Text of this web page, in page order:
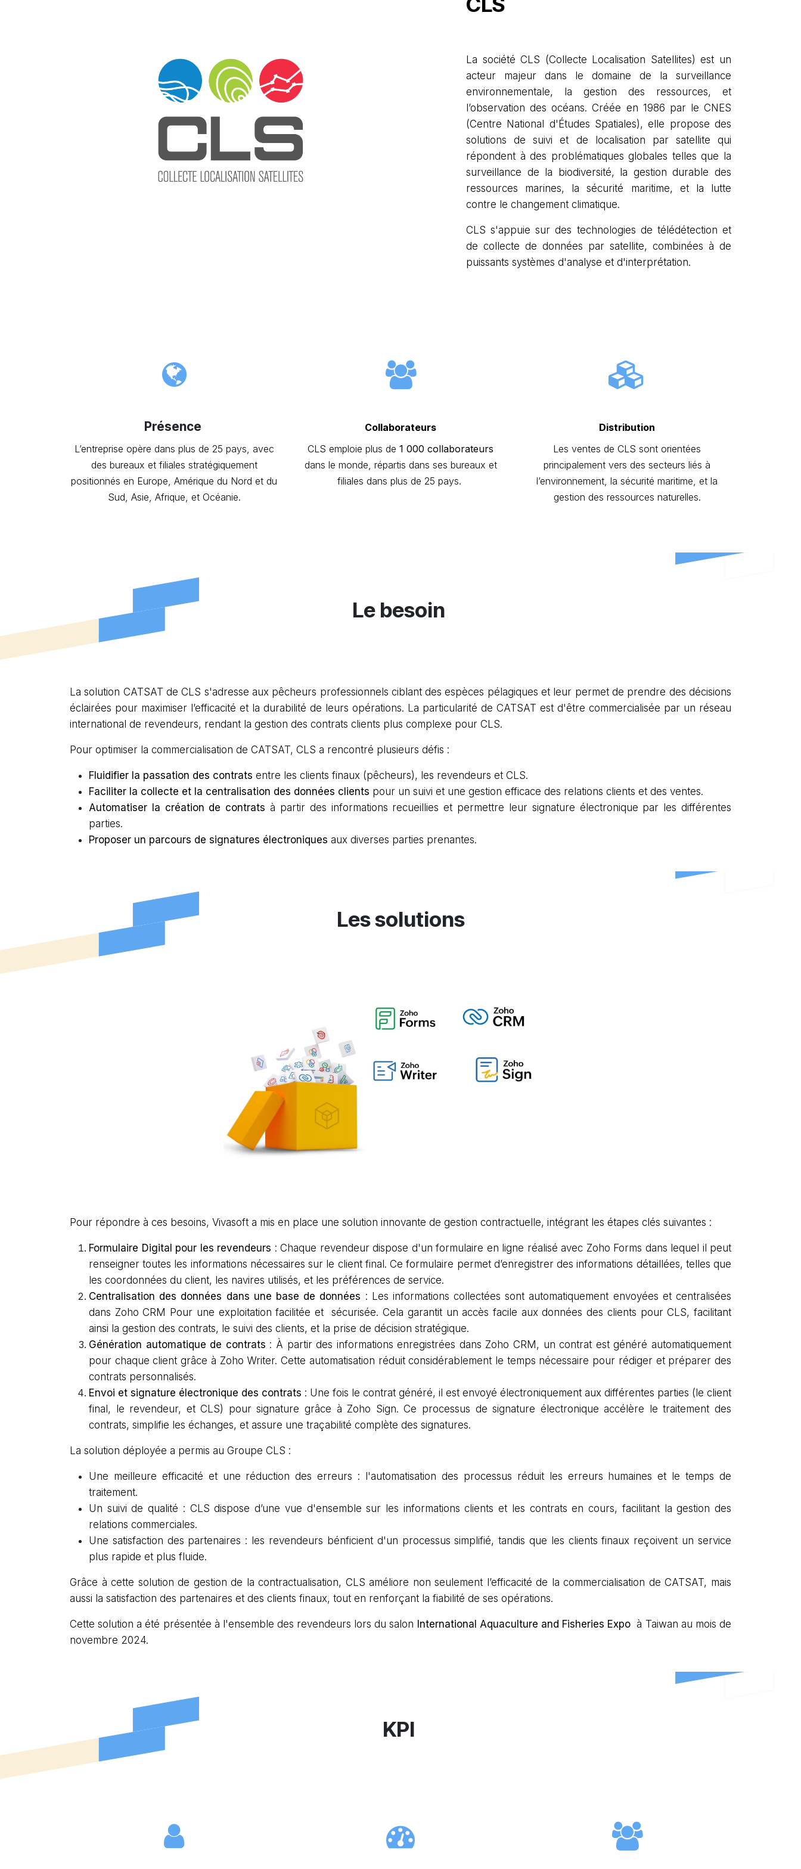
La société CLS (Collecte Localisation Satellites) est un
acteur majeur dans le domaine de la surveillance
environnementale, la gestion des ressources, et
l’observation des océans. Créée en 1986 par le CNES
(Centre National d'Études Spatiales), elle propose des
solutions de suivi et de localisation par satellite qui
répondent à des problématiques globales telles que la
surveillance de la biodiversité, la gestion durable des
ressources marines, la sécurité maritime, et la lutte
contre le changement climatique.
CLS s'appuie sur des technologies de télédétection et
de collecte de données par satellite, combinées à de
puissants systèmes d'analyse et d'interprétation.
Présence
L’entreprise opère dans plus de 25 pays, avec
des bureaux et filiales stratégiquement
positionnés en Europe, Amérique du Nord et du
Sud, Asie, Afrique, et Océanie.
Collaborateurs
CLS emploie plus de 1 000 collaborateurs
dans le monde, répartis dans ses bureaux et
filiales dans plus de 25 pays.
Distribution
Les ventes de CLS sont orientées
principalement vers des secteurs liés à
l’environnement, la sécurité maritime, et la
gestion des ressources naturelles.
Le besoin
La solution CATSAT de CLS s'adresse aux pêcheurs professionnels ciblant des espèces pélagiques et leur permet de prendre des décisions
éclairées pour maximiser l’efficacité et la durabilité de leurs opérations. La particularité de CATSAT est d'être commercialisée par un réseau
international de revendeurs, rendant la gestion des contrats clients plus complexe pour CLS.
Pour optimiser la commercialisation de CATSAT, CLS a rencontré plusieurs défis :
Fluidifier la passation des contrats entre les clients finaux (pêcheurs), les revendeurs et CLS.
Faciliter la collecte et la centralisation des données clients pour un suivi et une gestion efficace des relations clients et des ventes.
Automatiser la création de contrats à partir des informations recueillies et permettre leur signature électronique par les différentes
parties.
Proposer un parcours de signatures électroniques aux diverses parties prenantes.
Les solutions
Pour répondre à ces besoins, Vivasoft a mis en place une solution innovante de gestion contractuelle, intégrant les étapes clés suivantes :
Formulaire Digital pour les revendeurs : Chaque revendeur dispose d'un formulaire en ligne réalisé avec Zoho Forms dans lequel il peut
renseigner toutes les informations nécessaires sur le client final. Ce formulaire permet d’enregistrer des informations détaillées, telles que
les coordonnées du client, les navires utilisés, et les préférences de service.
Centralisation des données dans une base de données : Les informations collectées sont automatiquement envoyées et centralisées
dans Zoho CRM Pour une exploitation facilitée et sécurisée. Cela garantit un accès facile aux données des clients pour CLS, facilitant
ainsi la gestion des contrats, le suivi des clients, et la prise de décision stratégique.
Génération automatique de contrats : À partir des informations enregistrées dans Zoho CRM, un contrat est généré automatiquement
pour chaque client grâce à Zoho Writer. Cette automatisation réduit considérablement le temps nécessaire pour rédiger et préparer des
contrats personnalisés.
Envoi et signature électronique des contrats : Une fois le contrat généré, il est envoyé électroniquement aux différentes parties (le client
final, le revendeur, et CLS) pour signature grâce à Zoho Sign. Ce processus de signature électronique accélère le traitement des
contrats, simplifie les échanges, et assure une traçabilité complète des signatures.
La solution déployée a permis au Groupe CLS :
Une meilleure efficacité et une réduction des erreurs : l'automatisation des processus réduit les erreurs humaines et le temps de
traitement.
Un suivi de qualité : CLS dispose d’une vue d'ensemble sur les informations clients et les contrats en cours, facilitant la gestion des
relations commerciales.
Une satisfaction des partenaires : les revendeurs bénficient d'un processus simplifié, tandis que les clients finaux reçoivent un service
plus rapide et plus fluide.
Grâce à cette solution de gestion de la contractualisation, CLS améliore non seulement l’efficacité de la commercialisation de CATSAT, mais
aussi la satisfaction des partenaires et des clients finaux, tout en renforçant la fiabilité de ses opérations.
Cette solution a été présentée à l'ensemble des revendeurs lors du salon International Aquaculture and Fisheries Expo à Taiwan au mois de
novembre 2024.
KPI